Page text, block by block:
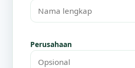
Perusahaan